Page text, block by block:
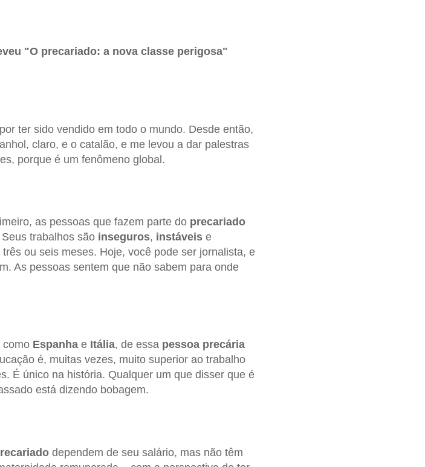
"O precariado: a nova classe perigosa"
ter sido vendido em todo o mundo. Desde então,
claro, e o catalão, e me levou a dar palestras
porque é um fenômeno global.
as pessoas que fazem parte do precariado
trabalhos são inseguros, instáveise
ou seis meses. Hoje, você pode ser jornalista, e
As pessoas sentem que não sabem para onde
como Espanhae Itália, de essa pessoa precária
é, muitas vezes, muito superior ao trabalho
É único na história. Qualquer um que disser que é
está dizendo bobagem.
dependem de seu salário, mas não têm